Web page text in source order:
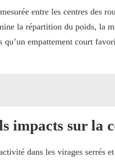
entre les centres des
la répartition du poids, la
empattement court
impacts sur la
dans les virages serrés